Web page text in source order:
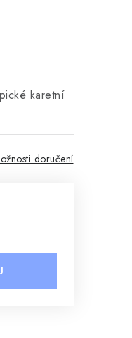
karetní
doručení